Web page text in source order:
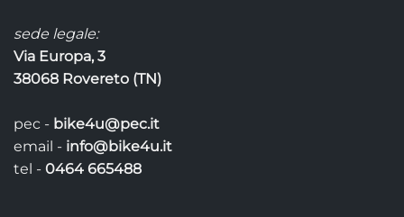
sede legale:
Via Europa, 3
38068 Rovereto (TN)
pec - bike4u@pec.it
email - info@bike4u.it
tel - 0464 665488